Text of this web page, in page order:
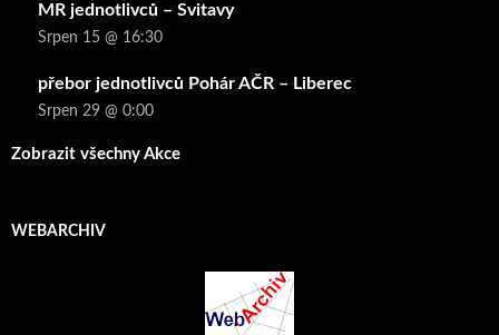
MR jednotlivců – Svitavy
Srpen 15 @ 16:30
přebor jednotlivců Pohár AČR – Liberec
Srpen 29 @ 0:00
Zobrazit všechny Akce
WEBARCHIV